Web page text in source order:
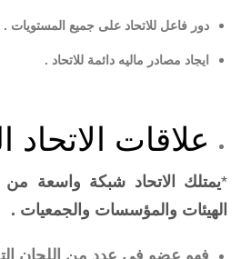
دور فاعل للاتحاد على جميع المستويات .
ايجاد مصادر ماليه دائمة للاتحاد .
علاقات الاتحاد
*يمتلك الاتحاد شبكة واسعة من
الهيئات والمؤسسات والجمعيات .